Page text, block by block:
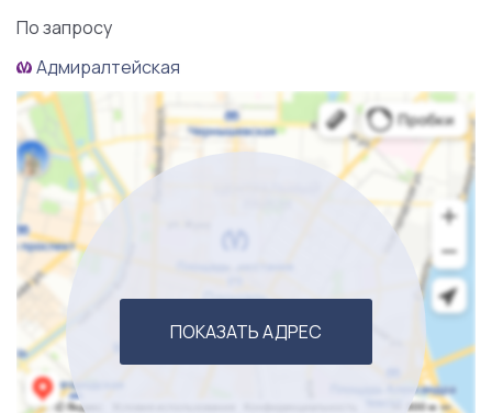
По запросу
Адмиралтейская
ПОКАЗАТЬ АДРЕС